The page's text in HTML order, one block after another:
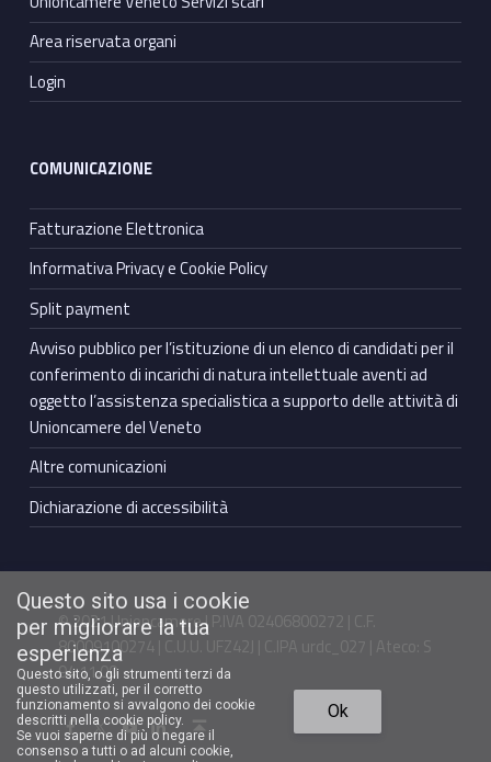
Area riservata organi
Login
COMUNICAZIONE
Fatturazione Elettronica
Informativa Privacy e Cookie Policy
Split payment
Avviso pubblico per l’istituzione di un elenco di candidati per il
conferimento di incarichi di natura intellettuale aventi ad
oggetto l’assistenza specialistica a supporto delle attività di
Unioncamere del Veneto
Altre comunicazioni
Dichiarazione di accessibilità
© 2021 Unioncamere | P.IVA 02406800272 | C.F.
80009100274 | C.U.U. UFZ42J | C.IPA urdc_027 | Ateco: S
94.11.00
Facebook Unioncamere VenetoTwitter Unioncamere VenetoYoutube Unioncamere VenetoLinkedin Unioncamere Veneto Torna in cima ↑
Questo sito usa i cookie
per migliorare la tua
esperienza
Questo sito, o gli strumenti terzi da
questo utilizzati, per il corretto
funzionamento si avvalgono dei cookie
descritti nella cookie policy.
Se vuoi saperne di più o negare il
consenso a tutti o ad alcuni cookie,
Ok